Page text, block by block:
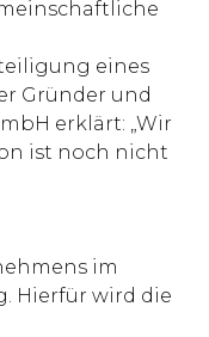
eines
Gründer und
erklärt: „Wir
ist noch nicht
im
Hierfür wird die